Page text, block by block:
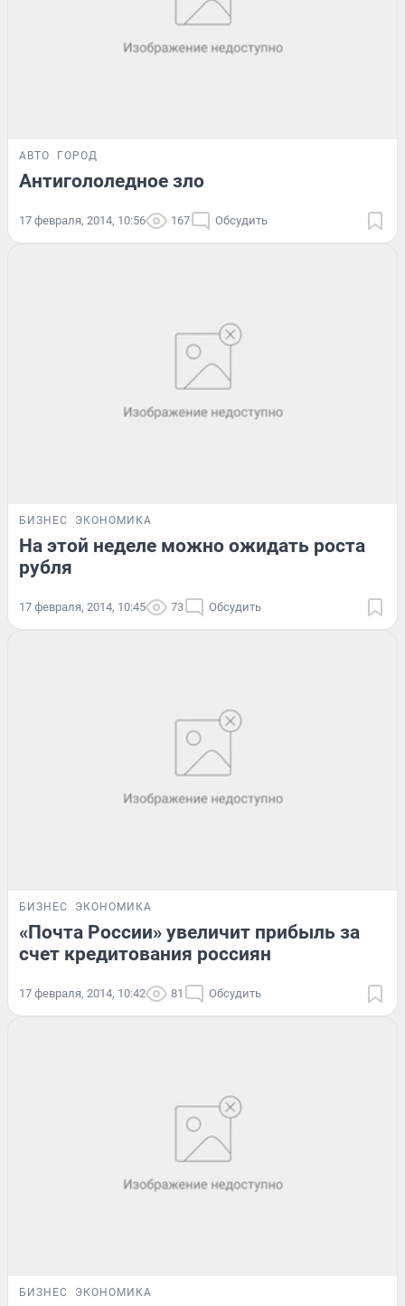
АВТО ГОРОД
Антигололедное зло
17 февраля, 2014, 10:56 167 Обсудить
БИЗНЕС ЭКОНОМИКА
На этой неделе можно ожидать роста
рубля
17 февраля, 2014, 10:45 73 Обсудить
БИЗНЕС ЭКОНОМИКА
«Почта России» увеличит прибыль за
счет кредитования россиян
17 февраля, 2014, 10:42 81 Обсудить
БИЗНЕС ЭКОНОМИКА